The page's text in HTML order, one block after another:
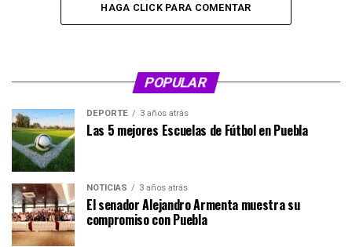
HAGA CLICK PARA COMENTAR
POPULAR
DEPORTE 3 años atrás
Las 5 mejores Escuelas de Fútbol en Puebla
NOTICIAS 3 años atrás
El senador Alejandro Armenta muestra su
compromiso con Puebla